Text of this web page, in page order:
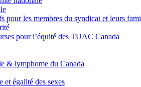
pour les membres du syndicat et leurs
pour l’équité des TUAC Canada
& lymphome du Canada
égalité des sexes